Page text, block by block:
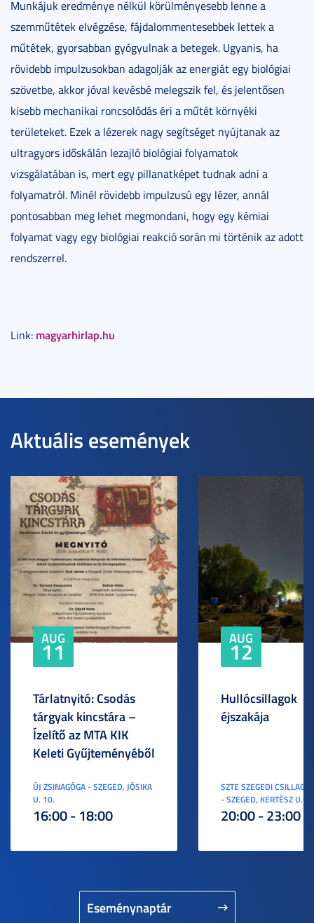
Munkájuk eredménye nélkül körülményesebb lenne a
szemműtétek elvégzése, fájdalommentesebbek lettek a
műtétek, gyorsabban gyógyulnak a betegek. Ugyanis, ha
rövidebb impulzusokban adagolják az energiát egy biológiai
szövetbe, akkor jóval kevésbé melegszik fel, és jelentősen
kisebb mechanikai roncsolódás éri a műtét környéki
területeket. Ezek a lézerek nagy segítséget nyújtanak az
ultragyors időskálán lezajló biológiai folyamatok
vizsgálatában is, mert egy pillanatképet tudnak adni a
folyamatról. Minél rövidebb impulzusú egy lézer, annál
pontosabban meg lehet megmondani, hogy egy kémiai
folyamat vagy egy biológiai reakció során mi történik az adott
rendszerrel.
Link: magyarhirlap.hu
Aktuális események
Eseménynaptár
AUG
11
Tárlatnyitó: Csodás
tárgyak kincstára –
Ízelítő az MTA KIK
Keleti Gyűjteményéből
ÚJ ZSINAGÓGA - SZEGED, JÓSIKA
U. 10.
16:00 - 18:00
AUG
12
Hullócsillagok
éjszakája
SZTE SZEGEDI
- SZEGED, KERTÉSZ U. 3.
20:00 - 23:00